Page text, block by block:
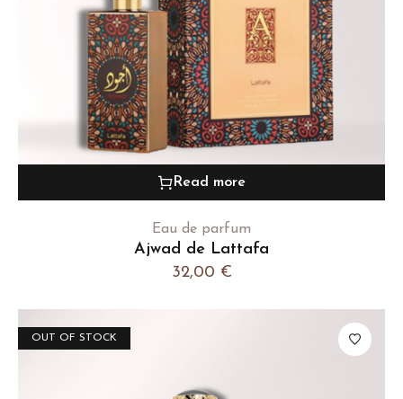
Read more
Eau de parfum
Ajwad de Lattafa
32,00 €
OUT OF STOCK